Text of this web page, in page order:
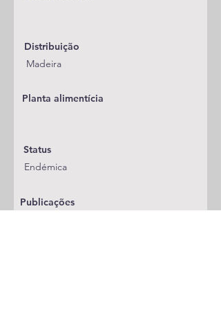
Distribuição
Madeira
Planta alimentícia
Status
Endémica
Publicações